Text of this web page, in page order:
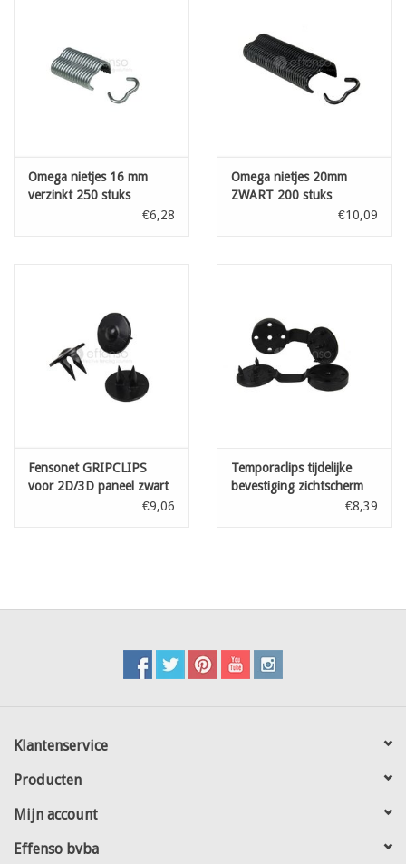
Omega nietjes 16 mm
verzinkt 250 stuks
€6,28
Omega nietjes 20mm
ZWART 200 stuks
€10,09
Fensonet GRIPCLIPS
voor 2D/3D paneel zwart
€9,06
Temporaclips tijdelijke
bevestiging zichtscherm
€8,39
Klantenservice
Producten
Mijn account
Effenso bvba